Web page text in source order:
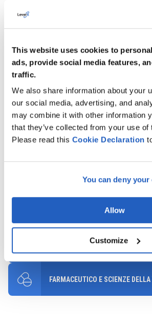
This website uses cookies to
ads, provide social media features,
traffic.
We also share information about your
our social media, advertising, and
may combine it with other information
that they’ve collected from your use of
Please read this Cookie Declaration
You can deny
Allow
Customize
MANIFATTURA INDUSTRIALE
METALLI E ATTIVITÀ MINERARIE
RETAIL E COMMERCIO
BANCARIO E FINANZIARIO
FARMACEUTICO E SCIENZE